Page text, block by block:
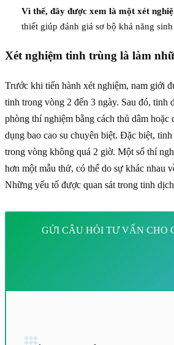
Vì thế, đây được xem là một xét
thiết giúp đánh giá sơ bộ khả năng
Xét nghiệm tinh trùng là làm
Trước khi tiến hành xét nghiệm, nam giới
tinh trong vòng 2 đến 3 ngày. Sau đó, tinh
phòng thí nghiệm bằng cách thủ dâm hoặc
dụng bao cao su chuyên biệt. Đặc biệt,
trong vòng không quá 2 giờ. Một số thí
hơn một mẫu thử, có thể do sự khác nhau
Những yếu tố được quan sát trong tinh
GỬI CÂU HỎI TƯ VẤN CHO